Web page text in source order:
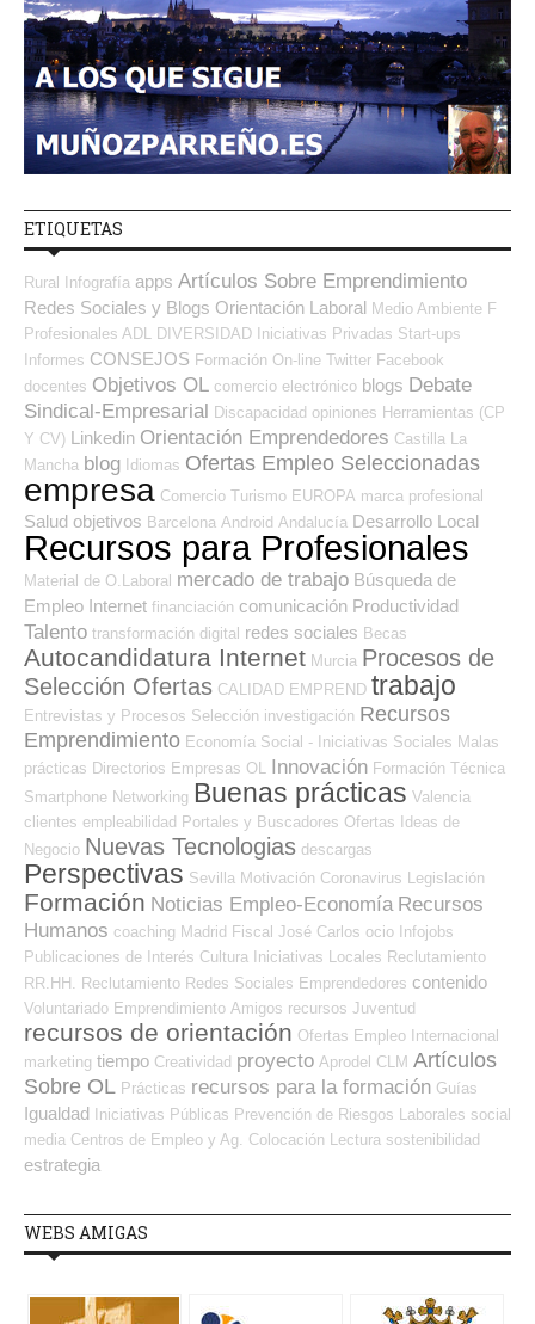
ETIQUETAS
Rural Infografía apps Artículos Sobre Emprendimiento
Redes Sociales y Blogs Orientación Laboral Medio Ambiente F
Profesionales ADL
DIVERSIDAD Iniciativas Privadas Start-ups
Informes CONSEJOS Formación On-line Twitter Facebook
docentes Objetivos OL comercio electrónico blogs Debate
Sindical-Empresarial Discapacidad opiniones Herramientas (CP
Y CV) Linkedin Orientación Emprendedores Castilla La
Mancha blog Idiomas Ofertas Empleo Seleccionadas
empresa Comercio Turismo EUROPA marca profesional
Salud objetivos Barcelona Android Andalucía Desarrollo Local
Recursos para Profesionales
Material de O.Laboral mercado de trabajo Búsqueda de
Empleo Internet financiación comunicación Productividad
Talento transformación digital redes sociales Becas
Autocandidatura Internet Murcia Procesos de
Selección Ofertas CALIDAD EMPREND trabajo
Entrevistas y Procesos Selección investigación Recursos
Emprendimiento Economía Social - Iniciativas Sociales Malas
prácticas Directorios Empresas OL Innovación Formación Técnica
Smartphone Networking Buenas prácticas Valencia
clientes empleabilidad Portales y Buscadores Ofertas
Ideas de
Negocio Nuevas Tecnologias descargas
Perspectivas Sevilla Motivación Coronavirus Legislación
Formación Noticias Empleo-Economía Recursos
Humanos coaching Madrid Fiscal José Carlos ocio Infojobs
Publicaciones de Interés Cultura Iniciativas Locales Reclutamiento
RR.HH.
Reclutamiento Redes Sociales Emprendedores contenido
Voluntariado Emprendimiento Amigos recursos Juventud
recursos de orientación Ofertas Empleo Internacional
marketing tiempo Creatividad proyecto Aprodel CLM Artículos
Sobre OL Prácticas recursos para la formación Guías
Igualdad Iniciativas Públicas Prevención de Riesgos Laborales social
media Centros de Empleo y Ag. Colocación Lectura sostenibilidad
estrategia
WEBS AMIGAS